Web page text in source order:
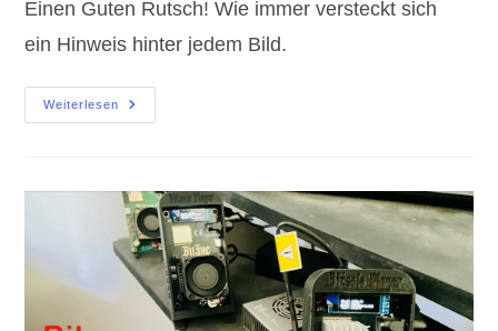
Einen Guten Rutsch! Wie immer versteckt sich
ein Hinweis hinter jedem Bild.
Weiterlesen
Einen
Guten
Jahr
2026